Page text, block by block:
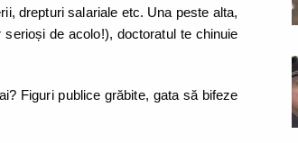
drepturi salariale etc. Una peste alta,
de acolo!), doctoratul te chinuie
Figuri publice grăbite, gata să bifeze